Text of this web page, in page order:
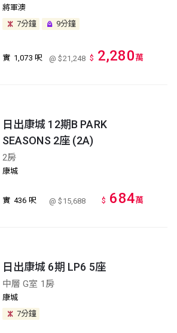
將軍澳
7分鐘
9分鐘
實 1,073 呎 @ $21,248 $ 2,280萬
日出康城 12期B PARK
SEASONS 2座 (2A)
2房
康城
實 436 呎 @ $15,688 $ 684萬
日出康城 6期 LP6 5座
中層 G室 1房
康城
7分鐘